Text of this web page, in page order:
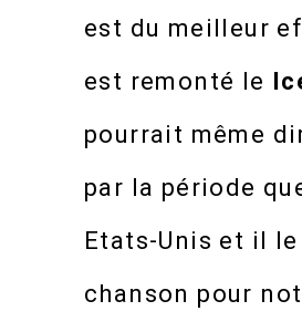
est du meilleur
est remonté le
pourrait même
par la période
Etats-Unis et il
chanson pour